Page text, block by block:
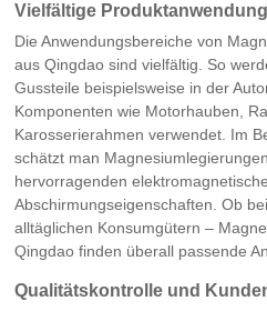
Vielfältige
Die Anwendungsbereiche von
aus Qingdao sind vielfältig. So
Gussteile beispielsweise in der
Komponenten wie Motorhauben,
Karosserierahmen verwendet. Im
schätzt man
hervorragenden
Abschirmungseigenschaften. Ob
alltäglichen Konsumgütern –
Qingdao finden überall passende
Qualitätskontrolle und